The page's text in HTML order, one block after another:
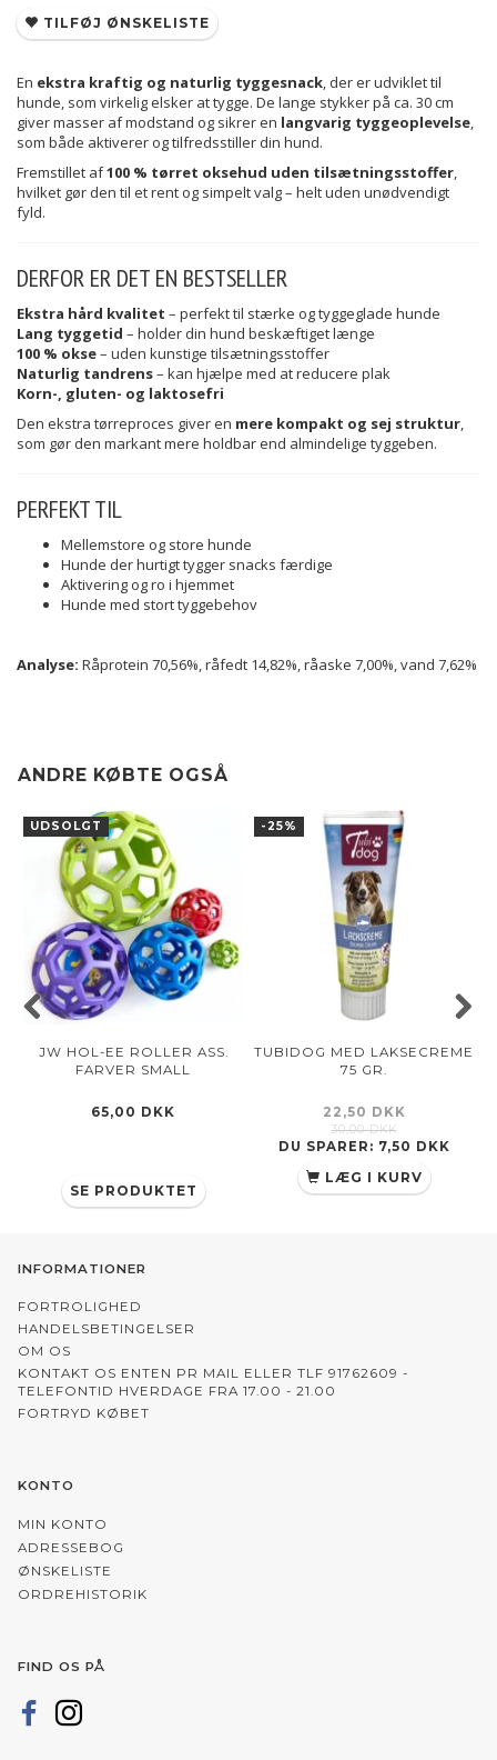
TILFØJ ØNSKELISTE
En ekstra kraftig og naturlig tyggesnack, der er udviklet til
hunde, som virkelig elsker at tygge. De lange stykker på ca. 30 cm
giver masser af modstand og sikrer en langvarig tyggeoplevelse,
som både aktiverer og tilfredsstiller din hund.
Fremstillet af100 % tørret oksehud uden tilsætningsstoffer,
hvilket gør den til et rent og simpelt valg – helt uden unødvendigt
fyld.
DERFOR ER DET EN BESTSELLER
Ekstra hård kvalitet – perfekt til stærke og tyggeglade hunde
Lang tyggetid – holder din hund beskæftiget længe
100 % okse– uden kunstige tilsætningsstoffer
Naturlig tandrens– kan hjælpe med at reducere plak
Korn-, gluten- og laktosefri
Den ekstra tørreproces giver en mere kompakt og sej struktur,
som gør den markant mere holdbar end almindelige tyggeben.
PERFEKT TIL
Mellemstore og store hunde
Hunde der hurtigt tygger snacks færdige
Aktivering og ro i hjemmet
Hunde med stort tyggebehov
Analyse: Råprotein 70,56%, råfedt 14,82%, råaske 7,00%, vand 7,62%
ANDRE KØBTE OGSÅ
UDSOLGT
JW HOL-EE ROLLER ASS.
FARVER SMALL
65,00 DKK
SE PRODUKTET
-25%
TUBIDOG MED LAKSECREME
75 GR.
22,50 DKK
30,00 DKK
DU SPARER: 7,50 DKK
LÆG I KURV
INFORMATIONER
FORTROLIGHED
HANDELSBETINGELSER
OM OS
KONTAKT OS ENTEN PR MAIL ELLER TLF 91762609 -
TELEFONTID HVERDAGE FRA 17.00 - 21.00
FORTRYD KØBET
KONTO
MIN KONTO
ADRESSEBOG
ØNSKELISTE
ORDREHISTORIK
FIND OS PÅ